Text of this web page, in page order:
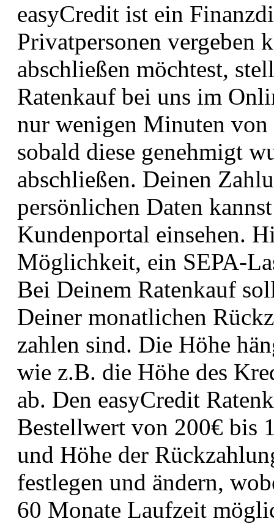
easyCredit ist ein
Privatpersonen vergeben
abschließen möchtest,
Ratenkauf bei uns im
nur wenigen Minuten
sobald diese genehmigt
abschließen. Deinen
persönlichen Daten
Kundenportal einsehen.
Möglichkeit, ein SEPA-
Bei Deinem Ratenkauf
Deiner monatlichen
zahlen sind. Die Höhe
wie z.B. die Höhe des
ab. Den easyCredit
Bestellwert von 200€ bis
und Höhe der
festlegen und ändern,
60 Monate Laufzeit